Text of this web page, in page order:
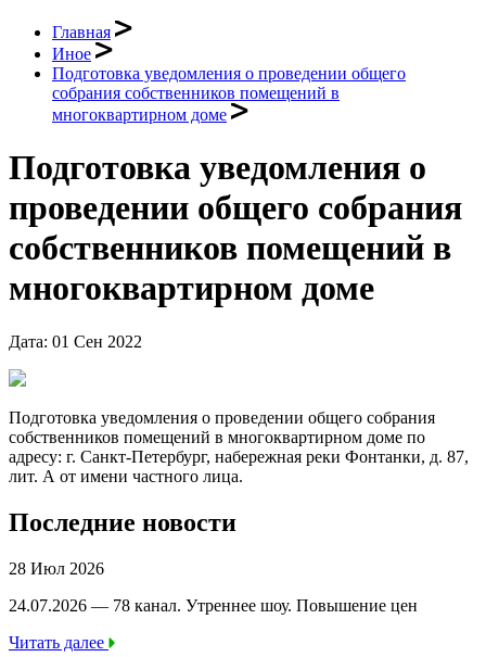
Главная
Иное
Подготовка уведомления о проведении общего
собрания собственников помещений в
многоквартирном доме
Подготовка уведомления о
проведении общего собрания
собственников помещений в
многоквартирном доме
Дата: 01 Сен 2022
Подготовка уведомления о проведении общего собрания
собственников помещений в многоквартирном доме по
адресу: г. Санкт-Петербург, набережная реки Фонтанки, д. 87,
лит. А от имени частного лица.
Последние новости
28 Июл 2026
24.07.2026 — 78 канал. Утреннее шоу. Повышение цен
Читать далее